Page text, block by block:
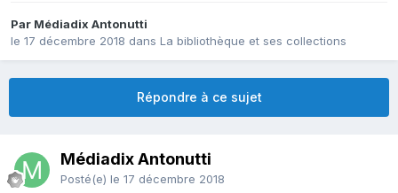
Par Médiadix Antonutti
le 17 décembre 2018 dans La bibliothèque et ses collections
Répondre à ce sujet
Médiadix Antonutti
Posté(e) le 17 décembre 2018